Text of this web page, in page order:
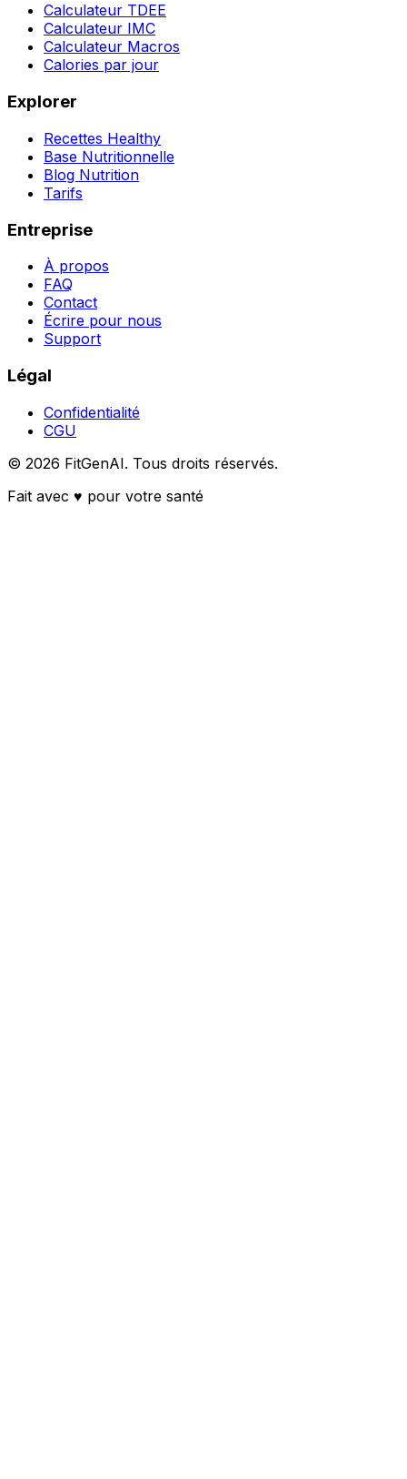
Calculateur TDEE
Calculateur IMC
Calculateur Macros
Calories par jour
Explorer
Recettes Healthy
Base Nutritionnelle
Blog Nutrition
Tarifs
Entreprise
À propos
FAQ
Contact
Écrire pour nous
Support
Légal
Confidentialité
CGU
© 2026 FitGenAI. Tous droits réservés.
Fait avec ♥ pour votre santé